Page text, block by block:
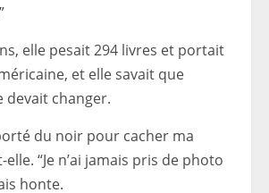
elle pesait 294 livres et portait
et elle savait que
devait changer.
du noir pour cacher ma
“Je n’ai jamais pris de photo
honte.